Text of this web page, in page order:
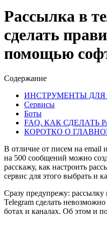
Рассылка в
сделать
помощью
Содержание
ИНСТРУМЕНТЫ ДЛЯ
Сервисы
Боты
FAQ. КАК СДЕЛАТЬ
КОРОТКО О
В отличие от писем на
на 500 сообщений можно
расскажу, как настроить
сервис для этого выбрать и
Сразу предупрежу:
Telegram сделать
ботах и каналах. Об этом и